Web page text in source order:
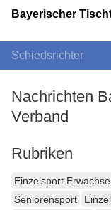
Bayerischer
Schiedsrichter
Nachrichten
Verband
Rubriken
Einzelsport
Seniorensport